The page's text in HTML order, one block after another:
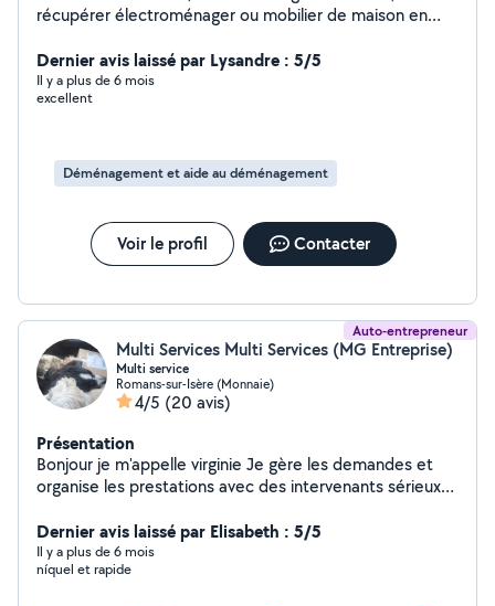
récupérer électroménager ou mobilier de maison en
Dernier avis laissé par Lysandre : 5/5
Il y a plus de 6 mois
excellent
Déménagement et aide au déménagement
Voir le profil Contacter
Auto-entrepreneur
Multi Services Multi Services (MG Entreprise)
Multi service
Romans-sur-Isère (Monnaie)
4/5 (20 avis)
Présentation
Bonjour je m'appelle virginie Je gère les demandes et
organise les prestations avec des intervenants sérieux
: courriers, devis, factures, démarches Espaces verts
(Alexandre & Kevin) : entretien, taille, coupe de bois
Maçonnerie (MG Entreprise 30 ans d'expérience) :
Dernier avis laissé par Elisabeth : 5/5
Il y a plus de 6 mois
níquel et rapide